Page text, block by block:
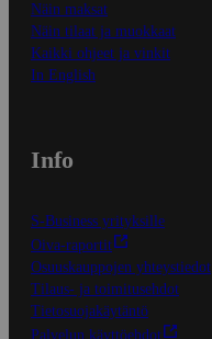
Näin maksat
Näin tilaat ja muokkaat
Kaikki ohjeet ja vinkit
In English
Info
S-Business yrityksille
Oiva-raportit
Osuuskauppojen yhteystiedot
Tilaus- ja toimitusehdot
Tietosuojakäytäntö
Palvelun käyttöehdot